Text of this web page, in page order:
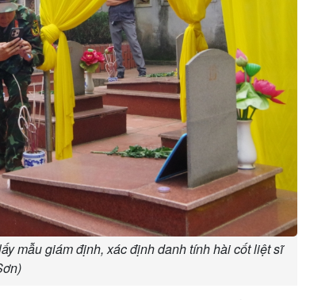
mẫu giám định, xác định danh tính hài cốt liệt sĩ